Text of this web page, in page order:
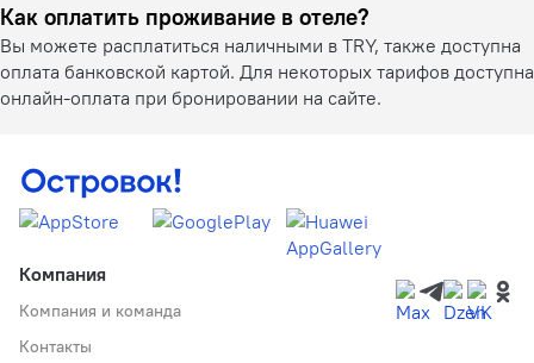
Как оплатить проживание в отеле?
Вы можете расплатиться наличными в TRY, также доступна
оплата банковской картой. Для некоторых тарифов доступна
онлайн-оплата при бронировании на сайте.
Компания
Компания и команда
Контакты